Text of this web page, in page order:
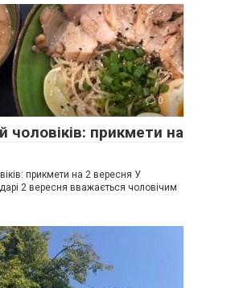
0
чоловіків: прикмети на
прикмети на 2 вересня У
2 вересня вважається чоловічим